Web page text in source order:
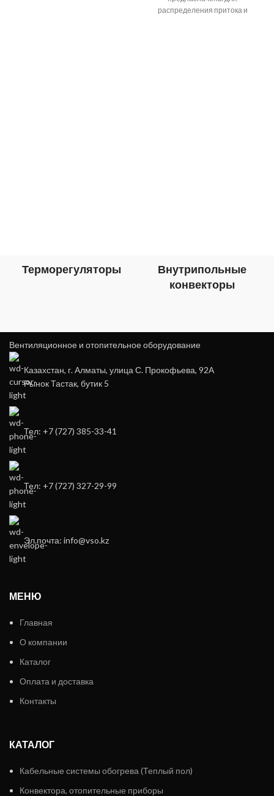
распределения притока и
Терморегуляторы
Внутрипольные
конвекторы
Вентиляционное и отопительное оборудование
Казахстан, г. Алматы, улица С. Прокофьева, 92А
Рынок Тастак, бутик 5
Тел: +7 (727) 385-33-41
Тел: +7 (727) 327-29-99
Эл.почта: info@vso.kz
МЕНЮ
Главная
О компании
Каталог
Оплата и доставка
Контакты
КАТАЛОГ
Кабельные системы обогрева (Теплый пол)
Конвектора, отопительные приборы